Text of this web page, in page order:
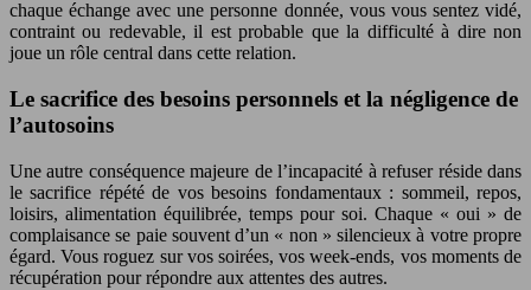
chaque échange avec une personne donnée, vous vous sentez vidé,
contraint ou redevable, il est probable que la difficulté à dire non
joue un rôle central dans cette relation.
Le sacrifice des besoins personnels et la négligence de
l’autosoins
Une autre conséquence majeure de l’incapacité à refuser réside dans
le sacrifice répété de vos besoins fondamentaux : sommeil, repos,
loisirs, alimentation équilibrée, temps pour soi. Chaque « oui » de
complaisance se paie souvent d’un « non » silencieux à votre propre
égard. Vous roguez sur vos soirées, vos week-ends, vos moments de
récupération pour répondre aux attentes des autres.